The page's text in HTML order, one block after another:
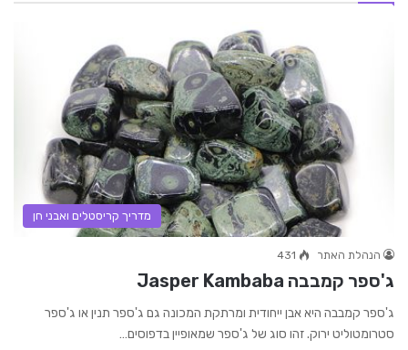
מדריך קריסטלים ואבני חן
הנהלת האתר 431
ג'ספר קמבבה Jasper Kambaba
ג'ספר קמבבה היא אבן ייחודית ומרתקת המכונה גם ג'ספר תנין או ג'ספר
סטרומטוליט ירוק. זהו סוג של ג'ספר שמאופיין בדפוסים…